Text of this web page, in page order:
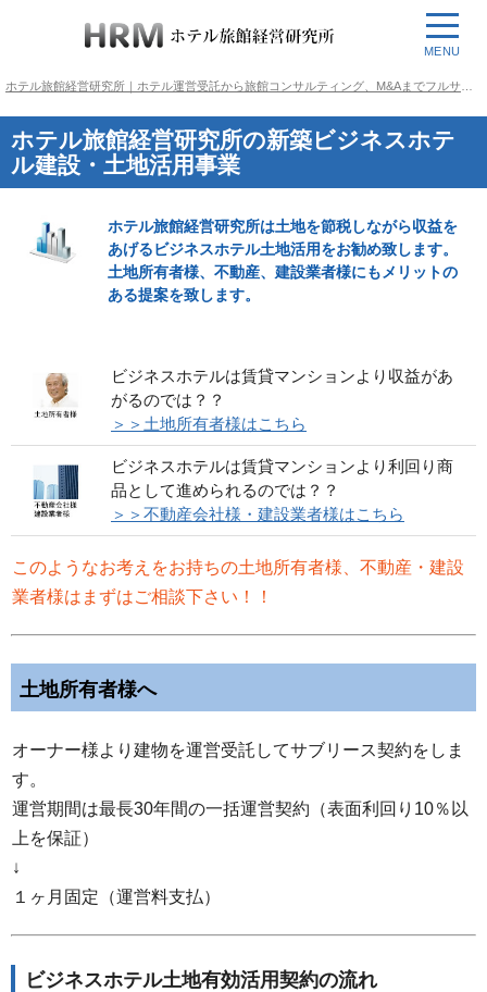
MENU
ホテル旅館経営研究所の新築ビジネスホテ
ル建設・土地活用事業
ホテル旅館経営研究所は土地を節税しながら収益を
あげるビジネスホテル土地活用をお勧め致します。
土地所有者様、不動産、建設業者様にもメリットの
ある提案を致します。
ビジネスホテルは賃貸マンションより収益があ
がるのでは？？
＞＞土地所有者様はこちら
ビジネスホテルは賃貸マンションより利回り商
品として進められるのでは？？
＞＞不動産会社様・建設業者様はこちら
このようなお考えをお持ちの土地所有者様、不動産・建設
業者様はまずはご相談下さい！！
土地所有者様へ
オーナー様より建物を運営受託してサブリース契約をしま
す。
運営期間は最長30年間の一括運営契約（表面利回り10％以
上を保証）
↓
１ヶ月固定（運営料支払）
ビジネスホテル土地有効活用契約の流れ